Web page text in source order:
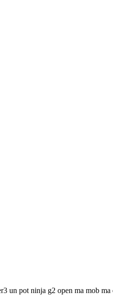
un pot ninja g2 open ma mob